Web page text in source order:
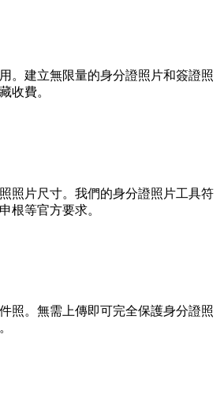
。建立無限量的身分證照片和簽證照
收費。
照片尺寸。我們的身分證照片工具符
根等官方要求。
照。無需上傳即可完全保護身分證照